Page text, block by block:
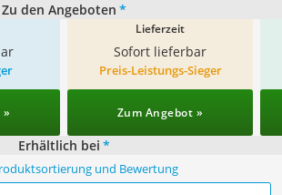
Zu den Angeboten *
Lieferzeit
Sofort lieferbar
Preis-Leistungs-Sieger
Zum Angebot »
Erhältlich bei *
und Bewertung